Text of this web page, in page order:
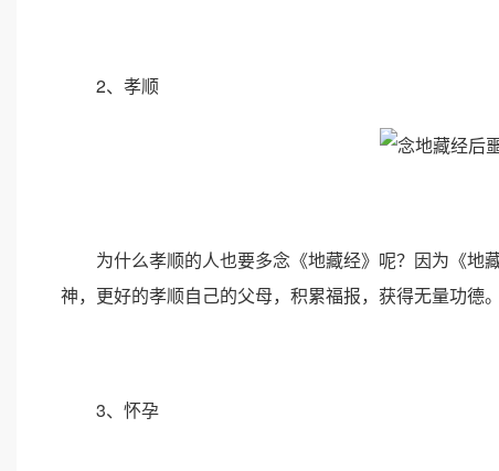
2、孝顺
为什么孝顺的人也要多念《地藏经》呢？因为《地
神，更好的孝顺自己的父母，积累福报，获得无量功德。
3、怀孕